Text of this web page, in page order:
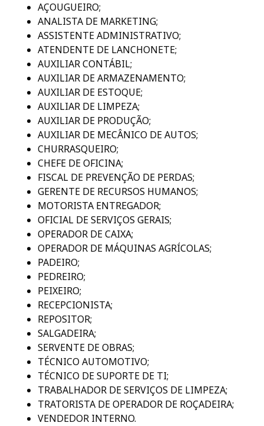
AÇOUGUEIRO;
ANALISTA DE MARKETING;
ASSISTENTE ADMINISTRATIVO;
ATENDENTE DE LANCHONETE;
AUXILIAR CONTÁBIL;
AUXILIAR DE ARMAZENAMENTO;
AUXILIAR DE ESTOQUE;
AUXILIAR DE LIMPEZA;
AUXILIAR DE PRODUÇÃO;
AUXILIAR DE MECÂNICO DE AUTOS;
CHURRASQUEIRO;
CHEFE DE OFICINA;
FISCAL DE PREVENÇÃO DE PERDAS;
GERENTE DE RECURSOS HUMANOS;
MOTORISTA ENTREGADOR;
OFICIAL DE SERVIÇOS GERAIS;
OPERADOR DE CAIXA;
OPERADOR DE MÁQUINAS AGRÍCOLAS;
PADEIRO;
PEDREIRO;
PEIXEIRO;
RECEPCIONISTA;
REPOSITOR;
SALGADEIRA;
SERVENTE DE OBRAS;
TÉCNICO AUTOMOTIVO;
TÉCNICO DE SUPORTE DE TI;
TRABALHADOR DE SERVIÇOS DE LIMPEZA;
TRATORISTA DE OPERADOR DE ROÇADEIRA;
VENDEDOR INTERNO.